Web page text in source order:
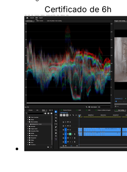
Certificado de 6h